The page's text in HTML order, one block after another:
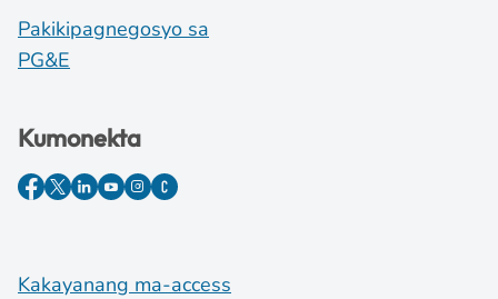
Pakikipagnegosyo sa
PG&E
Kumonekta
Kakayanang ma-access